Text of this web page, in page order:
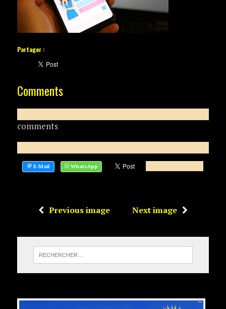
Partager :
Comments
comments
Previous image Next image